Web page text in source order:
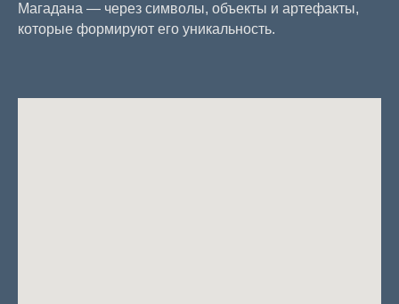
Магадана — через символы, объекты и артефакты,
которые формируют его уникальность.